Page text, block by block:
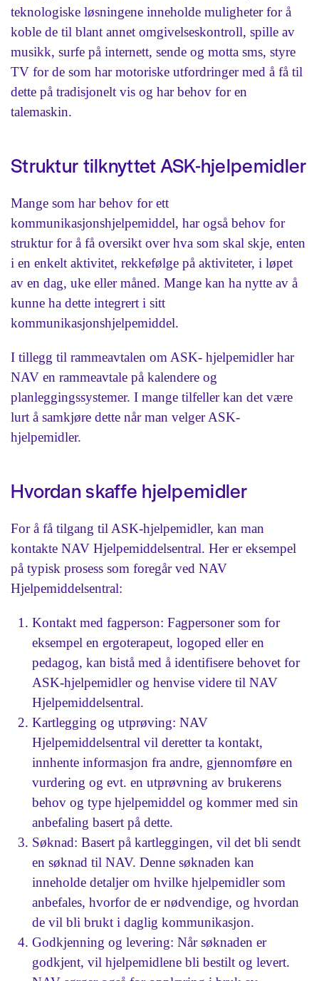
teknologiske løsningene inneholde muligheter for å
koble de til blant annet omgivelseskontroll, spille av
musikk, surfe på internett, sende og motta sms, styre
TV for de som har motoriske utfordringer med å få til
dette på tradisjonelt vis og har behov for en
talemaskin.
Struktur tilknyttet ASK-hjelpemidler
Mange som har behov for ett
kommunikasjonshjelpemiddel, har også behov for
struktur for å få oversikt over hva som skal skje, enten
i en enkelt aktivitet, rekkefølge på aktiviteter, i løpet
av en dag, uke eller måned. Mange kan ha nytte av å
kunne ha dette integrert i sitt
kommunikasjonshjelpemiddel.
I tillegg til rammeavtalen om ASK- hjelpemidler har
NAV en rammeavtale på kalendere og
planleggingssystemer. I mange tilfeller kan det være
lurt å samkjøre dette når man velger ASK-
hjelpemidler.
Hvordan skaffe hjelpemidler
For å få tilgang til ASK-hjelpemidler, kan man
kontakte NAV Hjelpemiddelsentral. Her er eksempel
på typisk prosess som foregår ved NAV
Hjelpemiddelsentral:
Kontakt med fagperson: Fagpersoner som for
eksempel en ergoterapeut, logoped eller en
pedagog, kan bistå med å identifisere behovet for
ASK-hjelpemidler og henvise videre til NAV
Hjelpemiddelsentral.
Kartlegging og utprøving: NAV
Hjelpemiddelsentral vil deretter ta kontakt,
innhente informasjon fra andre, gjennomføre en
vurdering og evt. en utprøvning av brukerens
behov og type hjelpemiddel og kommer med sin
anbefaling basert på dette.
Søknad: Basert på kartleggingen, vil det bli sendt
en søknad til NAV. Denne søknaden kan
inneholde detaljer om hvilke hjelpemidler som
anbefales, hvorfor de er nødvendige, og hvordan
de vil bli brukt i daglig kommunikasjon.
Godkjenning og levering: Når søknaden er
godkjent, vil hjelpemidlene bli bestilt og levert.